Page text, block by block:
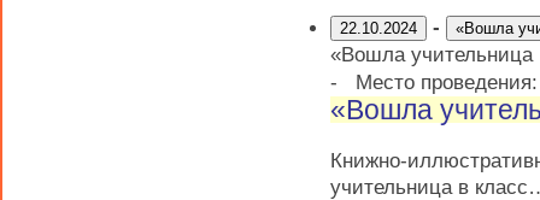
22.10.2024 - «Вошла
«Вошла
-
Место
«Вошла
Книжно-
учительница в